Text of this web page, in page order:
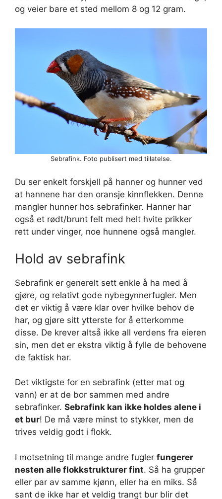
og veier bare et sted mellom 8 og 12 gram.
Sebrafink. Foto publisert med tillatelse.
Du ser enkelt forskjell på hanner og hunner ved
at hannene har den oransje kinnflekken. Denne
mangler hunner hos sebrafinker. Hanner har
også et rødt/brunt felt med helt hvite prikker
rett under vinger, noe hunnene også mangler.
Hold av sebrafink
Sebrafink er generelt sett enkle å ha med å
gjøre, og relativt gode nybegynnerfugler. Men
det er viktig å være klar over hvilke behov de
har, og gjøre sitt ytterste for å etterkomme
disse. De krever altså ikke all verdens fra eieren
sin, men det er ekstra viktig å fylle de behovene
de faktisk har.
Det viktigste for en sebrafink (etter mat og
vann) er at de bor sammen med andre
sebrafinker. Sebrafink kan ikke holdes alene i
et bur! De må være minst to stykker, men de
trives veldig godt i flokk.
I motsetning til mange andre fugler fungerer
nesten alle flokkstrukturer fint. Så ha grupper
eller par av samme kjønn, eller ha en miks. Så
sant de ikke har et veldig trangt bur blir det